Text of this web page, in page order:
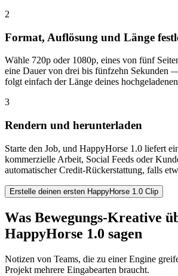
2
Format, Auflösung und Länge
Wähle 720p oder 1080p, eines von fünf
eine Dauer von drei bis fünfzehn Sekunden
folgt einfach der Länge deines
3
Rendern und herunterladen
Starte den Job, und HappyHorse 1.0 liefert
kommerzielle Arbeit, Social Feeds oder
automatischer Credit-Rückerstattung, falls
Erstelle deinen ersten HappyHorse 1.0 Clip
Was Bewegungs-Kreative
HappyHorse 1.0 sagen
Notizen von Teams, die zu einer Engine
Projekt mehrere Eingabearten braucht.